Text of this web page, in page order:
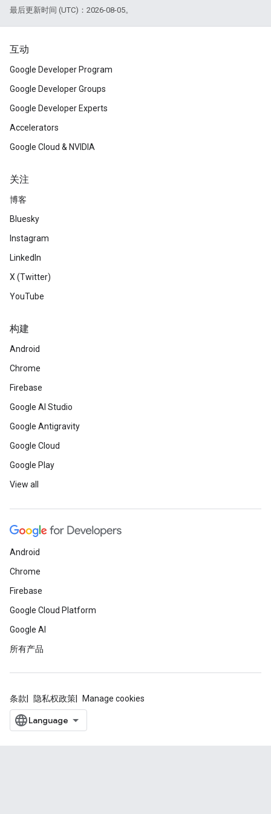
最后更新时间 (UTC)：2026-08-05。
互动
Google Developer Program
Google Developer Groups
Google Developer Experts
Accelerators
Google Cloud & NVIDIA
关注
博客
Bluesky
Instagram
LinkedIn
X (Twitter)
YouTube
构建
Android
Chrome
Firebase
Google AI Studio
Google Antigravity
Google Cloud
Google Play
View all
Android
Chrome
Firebase
Google Cloud Platform
Google AI
所有产品
条款 隐私权政策 Manage cookies